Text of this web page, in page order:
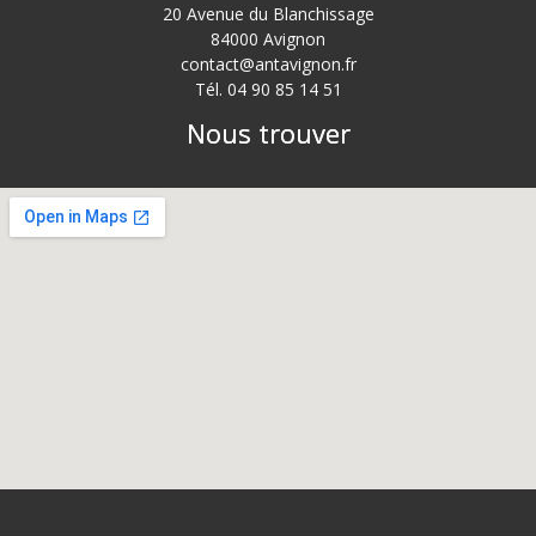
20 Avenue du Blanchissage
84000 Avignon
contact@antavignon.fr
Tél. 04 90 85 14 51
Nous trouver